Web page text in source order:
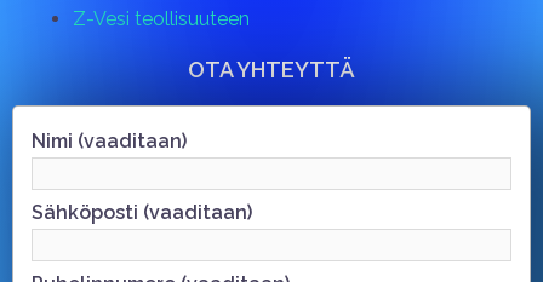
Z-Vesi teollisuuteen
OTA YHTEYTTÄ
Nimi (vaaditaan)
Sähköposti (vaaditaan)